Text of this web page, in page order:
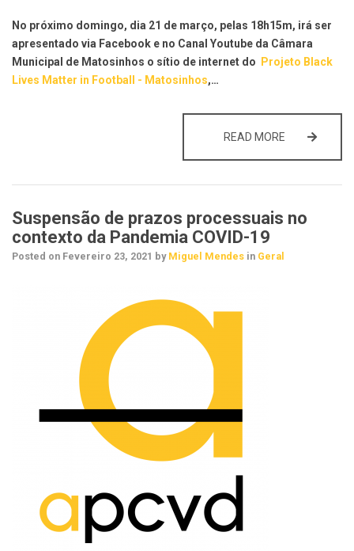
No próximo domingo, dia 21 de março, pelas 18h15m, irá ser
apresentado via Facebook e no Canal Youtube da Câmara
Municipal de Matosinhos o sítio de internet do Projeto Black
Lives Matter in Football - Matosinhos,…
READ MORE
Suspensão de prazos processuais no
contexto da Pandemia COVID-19
Posted on Fevereiro 23, 2021 by Miguel Mendes in Geral